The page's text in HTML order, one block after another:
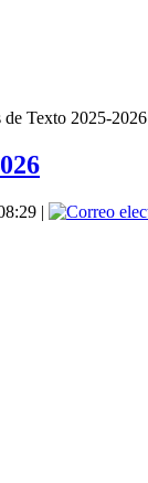
Texto 2025-2026
|